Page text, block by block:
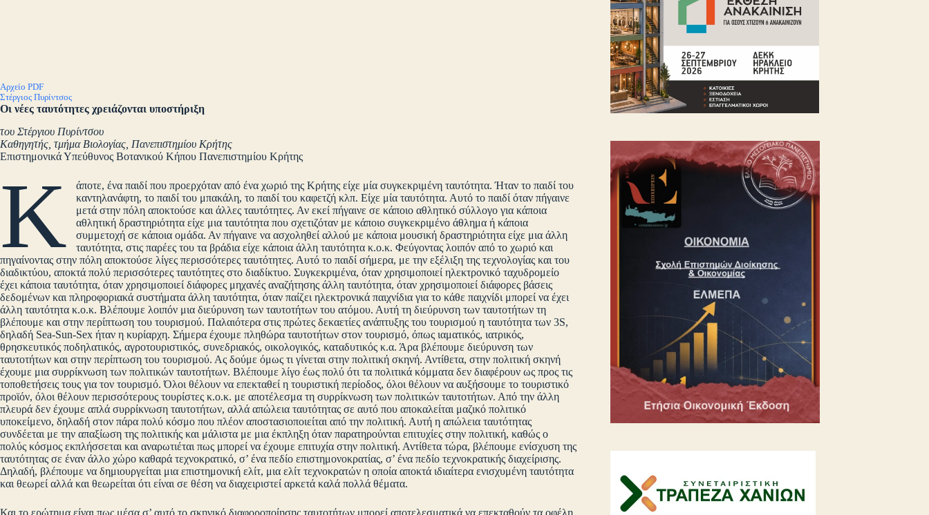
Αρχείο PDF
Στέργιος Πυρίντσος
Οι νέες ταυτότητες χρειάζονται υποστήριξη
του Στέργιου Πυρίντσου
Καθηγητής, τμήμα Βιολογίας, Πανεπιστημίου Κρήτης
Επιστημονικά Υπεύθυνος Βοτανικού Κήπου Πανεπιστημίου Κρήτης
Κ
άποτε, ένα παιδί που προερχόταν από ένα χωριό της Κρήτης είχε μία συγκεκριμένη ταυτότητα. Ήταν το παιδί του
καντηλανάφτη, το παιδί του μπακάλη, το παιδί του καφετζή κλπ. Είχε μία ταυτότητα. Αυτό το παιδί όταν πήγαινε
μετά στην πόλη αποκτούσε και άλλες ταυτότητες. Αν εκεί πήγαινε σε κάποιο αθλητικό σύλλογο για κάποια
αθλητική δραστηριότητα είχε μια ταυτότητα που σχετιζόταν με κάποιο συγκεκριμένο άθλημα ή κάποια
συμμετοχή σε κάποια ομάδα. Αν πήγαινε να ασχοληθεί αλλού με κάποια μουσική δραστηριότητα είχε μια άλλη
ταυτότητα, στις παρέες του τα βράδια είχε κάποια άλλη ταυτότητα κ.ο.κ. Φεύγοντας λοιπόν από το χωριό και
πηγαίνοντας στην πόλη αποκτούσε λίγες περισσότερες ταυτότητες. Αυτό το παιδί σήμερα, με την εξέλιξη της τεχνολογίας και του
διαδικτύου, αποκτά πολύ περισσότερες ταυτότητες στο διαδίκτυο. Συγκεκριμένα, όταν χρησιμοποιεί ηλεκτρονικό ταχυδρομείο
έχει κάποια ταυτότητα, όταν χρησιμοποιεί διάφορες μηχανές αναζήτησης άλλη ταυτότητα, όταν χρησιμοποιεί διάφορες βάσεις
δεδομένων και πληροφοριακά συστήματα άλλη ταυτότητα, όταν παίζει ηλεκτρονικά παιχνίδια για το κάθε παιχνίδι μπορεί να έχει
άλλη ταυτότητα κ.ο.κ. Βλέπουμε λοιπόν μια διεύρυνση των ταυτοτήτων του ατόμου. Αυτή τη διεύρυνση των ταυτοτήτων τη
βλέπουμε και στην περίπτωση του τουρισμού. Παλαιότερα στις πρώτες δεκαετίες ανάπτυξης του τουρισμού η ταυτότητα των 3S,
δηλαδή Sea-Sun-Sex ήταν η κυρίαρχη. Σήμερα έχουμε πληθώρα ταυτοτήτων στον τουρισμό, όπως ιαματικός, ιατρικός,
θρησκευτικός ποδηλατικός, αγροτουριστικός, συνεδριακός, οικολογικός, καταδυτικός κ.α. Άρα βλέπουμε διεύρυνση των
ταυτοτήτων και στην περίπτωση του τουρισμού. Ας δούμε όμως τι γίνεται στην πολιτική σκηνή. Αντίθετα, στην πολιτική σκηνή
έχουμε μια συρρίκνωση των πολιτικών ταυτοτήτων. Βλέπουμε λίγο έως πολύ ότι τα πολιτικά κόμματα δεν διαφέρουν ως προς τις
τοποθετήσεις τους για τον τουρισμό. Όλοι θέλουν να επεκταθεί η τουριστική περίοδος, όλοι θέλουν να αυξήσουμε το τουριστικό
προϊόν, όλοι θέλουν περισσότερους τουρίστες κ.ο.κ. με αποτέλεσμα τη συρρίκνωση των πολιτικών ταυτοτήτων. Από την άλλη
πλευρά δεν έχουμε απλά συρρίκνωση ταυτοτήτων, αλλά απώλεια ταυτότητας σε αυτό που αποκαλείται μαζικό πολιτικό
υποκείμενο, δηλαδή στον πάρα πολύ κόσμο που πλέον αποστασιοποιείται από την πολιτική. Αυτή η απώλεια ταυτότητας
συνδέεται με την απαξίωση της πολιτικής και μάλιστα με μια έκπληξη όταν παρατηρούνται επιτυχίες στην πολιτική, καθώς ο
πολύς κόσμος εκπλήσσεται και αναρωτιέται πως μπορεί να έχουμε επιτυχία στην πολιτική. Αντίθετα τώρα, βλέπουμε ενίσχυση της
ταυτότητας σε έναν άλλο χώρο καθαρά τεχνοκρατικό, σ’ ένα πεδίο επιστημονοκρατίας, σ’ ένα πεδίο τεχνοκρατικής διαχείρισης.
Δηλαδή, βλέπουμε να δημιουργείται μια επιστημονική ελίτ, μια ελίτ τεχνοκρατών η οποία αποκτά ιδιαίτερα ενισχυμένη ταυτότητα
και θεωρεί αλλά και θεωρείται ότι είναι σε θέση να διαχειριστεί αρκετά καλά πολλά θέματα.